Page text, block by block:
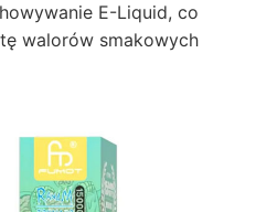
E-Liquid, co
walorów smakowych